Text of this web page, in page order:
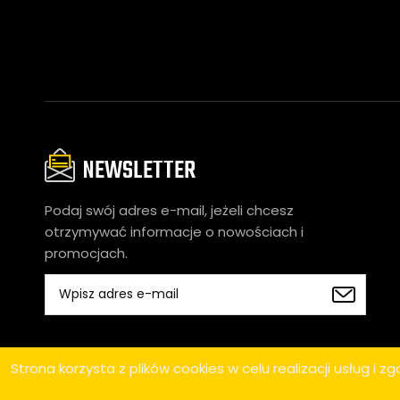
Strona korzysta z plików cookies w celu realizacji usług i
NEWSLETTER
Podaj swój adres e-mail, jeżeli chcesz
otrzymywać informacje o nowościach i
promocjach.
Copyright 2024 © BLUEBIKE